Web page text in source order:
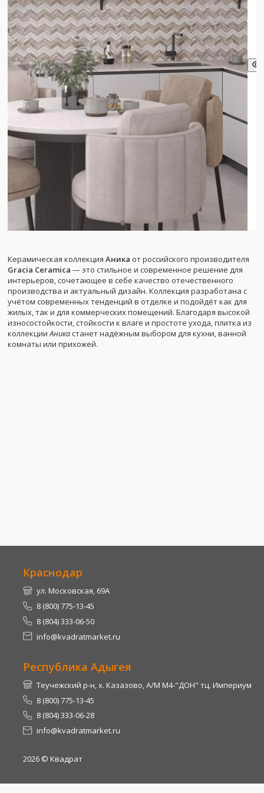
Керамическая коллекция Аника от российского производителя
Gracia Ceramica — это стильное и современное решение для
интерьеров, сочетающее в себе качество отечественного
производства и актуальный дизайн. Коллекция разработана с
учётом современных тенденций в отделке и подойдёт как для
жилых, так и для коммерческих помещений. Благодаря высокой
износостойкости, стойкости к влаге и простоте ухода, плитка из
коллекции Аникастанет надёжным выбором для кухни, ванной
комнаты или прихожей.
Краснодар
ул. Московская, 69А
8 (800) 775-13-45
8 (804) 333-06-50
info@kvadratmarket.ru
Республика Адыгея
Теучежский р-н, х. Казазово, А/М М4-"ДОН" тц. Империум
8 (800) 775-13-45
8 (804) 333-06-28
info@kvadratmarket.ru
2026 © Квадрат